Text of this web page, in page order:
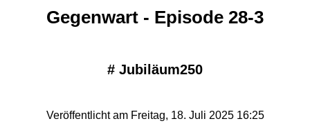
Gegenwart - Episode 28-3
# Jubiläum250
Veröffentlicht am Freitag, 18. Juli 2025 16:25